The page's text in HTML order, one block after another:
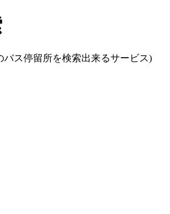
バス停留所を検索出来るサービス)